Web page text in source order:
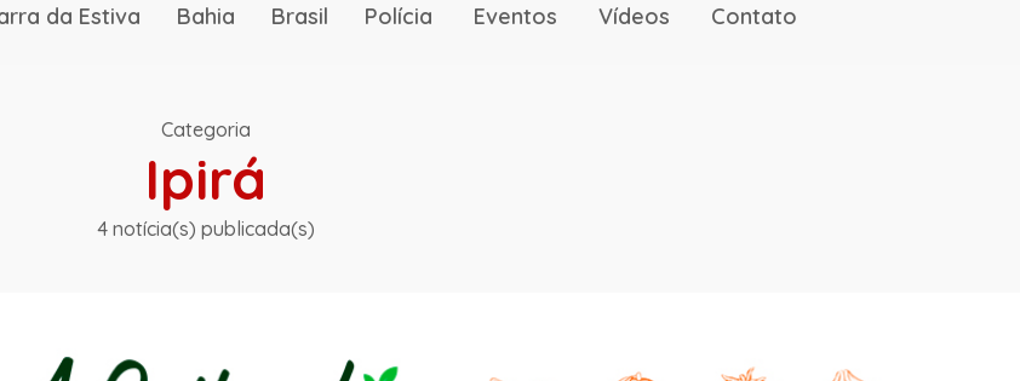
da Estiva Bahia Brasil Polícia Eventos Vídeos Contato
Categoria
Ipirá
4 notícia(s) publicada(s)